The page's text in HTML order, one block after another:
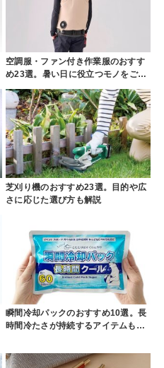
空調服・ファン付き作業服のおすす
め23選。暑い日に役立つモノをご…
芝刈り機のおすすめ23選。目的や広
さに応じた選び方も解説
瞬間冷却パックのおすすめ10選。長
時間冷たさが持続するアイテムも…